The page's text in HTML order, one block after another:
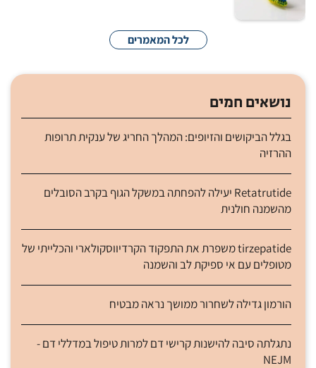
לכל המאמרים
נושאים חמים
בגלל הביקושים והזיופים: המהלך החריג של ענקית תרופות
ההרזיה
Retatrutide יעילה להפחתה במשקל הגוף בקרב הסובלים
מהשמנה חולנית
tirzepatide משפרת את התפקוד הקרדיווסקולארי והכלייתי של
מטופלים עם אי ספיקת לב והשמנה
הורמון גדילה לשחרור ממושך נראה מבטיח
נתגלתה סיבה להישנות קרישי דם למרות טיפול במדללי דם -
NEJM